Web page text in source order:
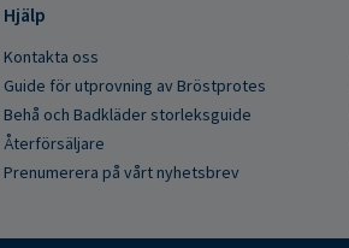
Hjälp
Kontakta oss
Guide för utprovning av Bröstprotes
Behå och Badkläder storleksguide
Återförsäljare
Prenumerera på vårt nyhetsbrev